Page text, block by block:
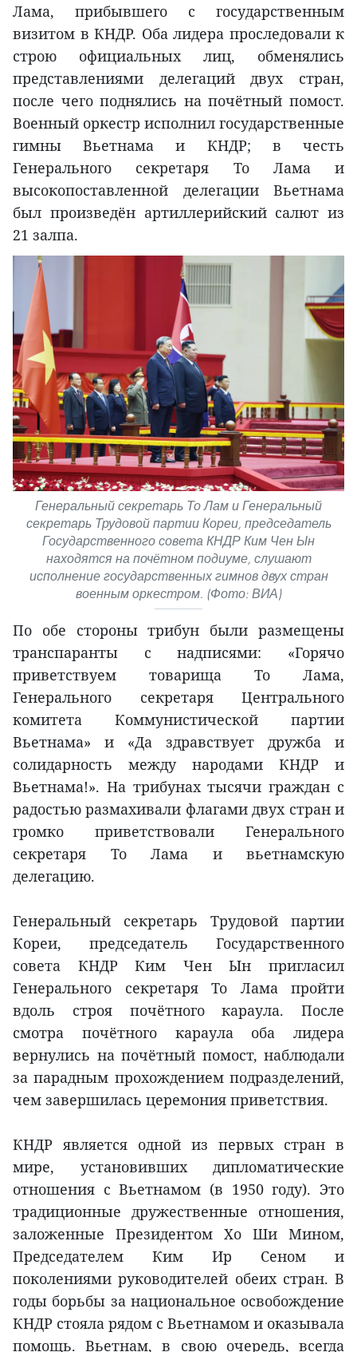
Лама, прибывшего с государственным
визитом в КНДР. Оба лидера проследовали к
строю официальных лиц, обменялись
представлениями делегаций двух стран,
после чего поднялись на почётный помост.
Военный оркестр исполнил государственные
гимны Вьетнама и КНДР; в честь
Генерального секретаря То Лама и
высокопоставленной делегации Вьетнама
был произведён артиллерийский салют из
21 залпа.
Генеральный секретарь То Лам и Генеральный
секретарь Трудовой партии Кореи, председатель
Государственного совета КНДР Ким Чен Ын
находятся на почётном подиуме, слушают
исполнение государственных гимнов двух стран
военным оркестром. (Фото: ВИА)
По обе стороны трибун были размещены
транспаранты с надписями: «Горячо
приветствуем товарища То Лама,
Генерального секретаря Центрального
комитета Коммунистической партии
Вьетнама» и «Да здравствует дружба и
солидарность между народами КНДР и
Вьетнама!». На трибунах тысячи граждан с
радостью размахивали флагами двух стран и
громко приветствовали Генерального
секретаря То Лама и вьетнамскую
делегацию.
Генеральный секретарь Трудовой партии
Кореи, председатель Государственного
совета КНДР Ким Чен Ын пригласил
Генерального секретаря То Лама пройти
вдоль строя почётного караула. После
смотра почётного караула оба лидера
вернулись на почётный помост, наблюдали
за парадным прохождением подразделений,
чем завершилась церемония приветствия.
КНДР является одной из первых стран в
мире, установивших дипломатические
отношения с Вьетнамом (в 1950 году). Это
традиционные дружественные отношения,
заложенные Президентом Хо Ши Мином,
Председателем Ким Ир Сеном и
поколениями руководителей обеих стран. В
годы борьбы за национальное освобождение
КНДР стояла рядом с Вьетнамом и оказывала
помощь. Вьетнам, в свою очередь, всегда